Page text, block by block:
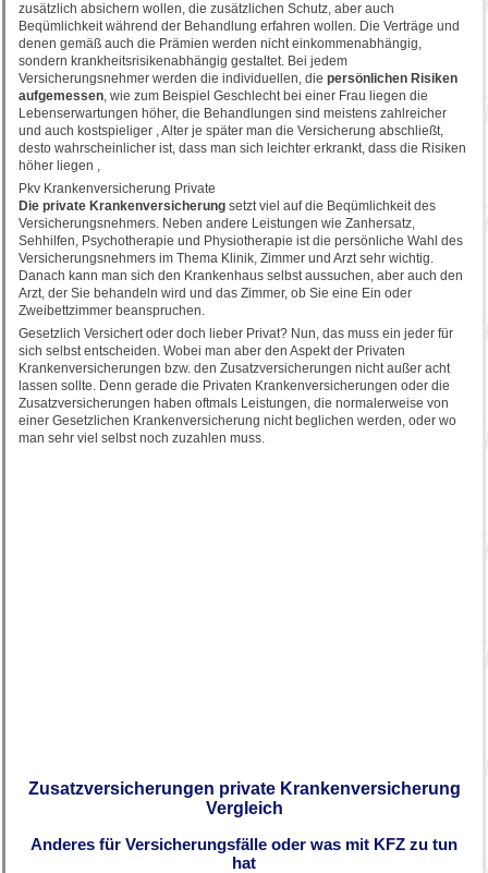
zusätzlich absichern wollen, die zusätzlichen Schutz, aber auch
Beqümlichkeit während der Behandlung erfahren wollen. Die Verträge und
denen gemäß auch die Prämien werden nicht einkommenabhängig,
sondern krankheitsrisikenabhängig gestaltet. Bei jedem
Versicherungsnehmer werden die individuellen, die persönlichen Risiken
aufgemessen, wie zum Beispiel Geschlecht bei einer Frau liegen die
Lebenserwartungen höher, die Behandlungen sind meistens zahlreicher
und auch kostspieliger , Alter je später man die Versicherung abschließt,
desto wahrscheinlicher ist, dass man sich leichter erkrankt, dass die Risiken
höher liegen ,
Pkv Krankenversicherung Private
Die private Krankenversicherung setzt viel auf die Beqümlichkeit des
Versicherungsnehmers. Neben andere Leistungen wie Zanhersatz,
Sehhilfen, Psychotherapie und Physiotherapie ist die persönliche Wahl des
Versicherungsnehmers im Thema Klinik, Zimmer und Arzt sehr wichtig.
Danach kann man sich den Krankenhaus selbst aussuchen, aber auch den
Arzt, der Sie behandeln wird und das Zimmer, ob Sie eine Ein oder
Zweibettzimmer beanspruchen.
Gesetzlich Versichert oder doch lieber Privat? Nun, das muss ein jeder für
sich selbst entscheiden. Wobei man aber den Aspekt der Privaten
Krankenversicherungen bzw. den Zusatzversicherungen nicht außer acht
lassen sollte. Denn gerade die Privaten Krankenversicherungen oder die
Zusatzversicherungen haben oftmals Leistungen, die normalerweise von
einer Gesetzlichen Krankenversicherung nicht beglichen werden, oder wo
man sehr viel selbst noch zuzahlen muss.
Zusatzversicherungen private Krankenversicherung
Vergleich
Anderes für Versicherungsfälle oder was mit KFZ zu tun
hat